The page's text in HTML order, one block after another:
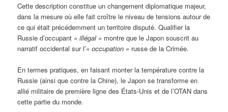
Cette description constitue un changement diplomatique majeur,
dans la mesure où elle fait croître le niveau de tensions autour de
ce qui était précédemment un territoire disputé. Qualifier la
Russie d’occupant « illégal » montre que le Japon souscrit au
narratif occidental sur l’« occupation » russe de la Crimée.
En termes pratiques, en faisant monter la température contre la
Russie (ainsi que contre la Chine), le Japon se transforme en
allié militaire de première ligne des États-Unis et de l’OTAN dans
cette partie du monde.